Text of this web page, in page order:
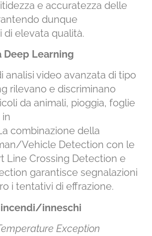
e accuratezza delle
dunque
elevata qualità.
Learning
analisi video avanzata di tipo
rilevano e discriminano
da animali, pioggia, foglie
combinazione della
Vehicle Detection con le
Line Crossing Detection e
garantisce segnalazioni
i tentativi di effrazione.
inneschi
Exception